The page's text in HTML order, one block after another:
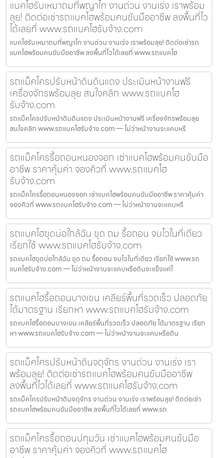
แบคโฮรับเหมาถมที่พญาไท งานด่วน งานเร่ง เราพร้อม
ลุย! ติดต่อเช่ารถแบคโฮพร้อมคนขับมืออาชีพ ลงพื้นที่ไว
ได้เลยที่ www.รถแบคโฮรับจ้าง.com
แบคโฮรับเหมาถมที่พญาไท งานด่วน งานเร่ง เราพร้อมลุย! ติดต่อเช่ารถ
แบคโฮพร้อมคนขับมืออาชีพ ลงพื้นที่ไวได้เลยที่ www.รถแบคโฮ
รถแม็คโครปรับหน้าดินดินแดง ประเมินหน้างานฟรี
เครื่องจักรพร้อมลุย สนใจคลิก www.รถแบคโฮ
รับจ้าง.com
รถแม็คโครปรับหน้าดินดินแดง ประเมินหน้างานฟรี เครื่องจักรพร้อมลุย
สนใจคลิก www.รถแบคโฮรับจ้าง.com — ไม่ว่าหน้างานจะแคบหรื
รถแม็คโครรื้อถอนหนองจอก เช่าแบคโฮพร้อมคนขับมือ
อาชีพ ราคาคุ้มค่า จองคิวที่ www.รถแบคโฮ
รับจ้าง.com
รถแม็คโครรื้อถอนหนองจอก เช่าแบคโฮพร้อมคนขับมืออาชีพ ราคาคุ้มค่า
จองคิวที่ www.รถแบคโฮรับจ้าง.com — ไม่ว่าหน้างานจะแคบหรื
รถแบคโฮขุดบ่อใกล้ฉัน ขุด ถม รื้อถอน จบไวในที่เดียว
เรียกใช้ www.รถแบคโฮรับจ้าง.com
รถแบคโฮขุดบ่อใกล้ฉัน ขุด ถม รื้อถอน จบไวในที่เดียว เรียกใช้ www.รถ
แบคโฮรับจ้าง.com — ไม่ว่าหน้างานจะแคบหรือดินจะแข็งแค่ไ
รถแบคโฮรื้อถอนบางเขน เคลียร์พื้นที่รวดเร็ว ปลอดภัย
ได้มาตรฐาน เรียกหา www.รถแบคโฮรับจ้าง.com
รถแบคโฮรื้อถอนบางเขน เคลียร์พื้นที่รวดเร็ว ปลอดภัย ได้มาตรฐาน เรียก
หา www.รถแบคโฮรับจ้าง.com — ไม่ว่าหน้างานจะแคบหรือดิน
รถแม็คโครปรับหน้าดินจตุจักร งานด่วน งานเร่ง เรา
พร้อมลุย! ติดต่อเช่ารถแบคโฮพร้อมคนขับมืออาชีพ
ลงพื้นที่ไวได้เลยที่ www.รถแบคโฮรับจ้าง.com
รถแม็คโครปรับหน้าดินจตุจักร งานด่วน งานเร่ง เราพร้อมลุย! ติดต่อเช่า
รถแบคโฮพร้อมคนขับมืออาชีพ ลงพื้นที่ไวได้เลยที่ www.รถ
รถแม็คโครรื้อถอนปทุมวัน เช่าแบคโฮพร้อมคนขับมือ
อาชีพ ราคาคุ้มค่า จองคิวที่ www.รถแบคโฮ